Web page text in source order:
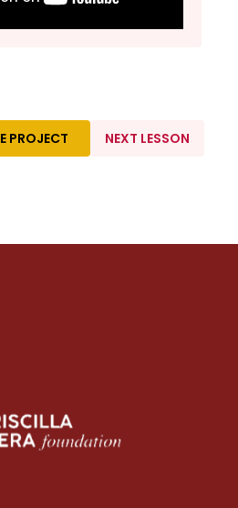
PROJECT NEXT LESSON